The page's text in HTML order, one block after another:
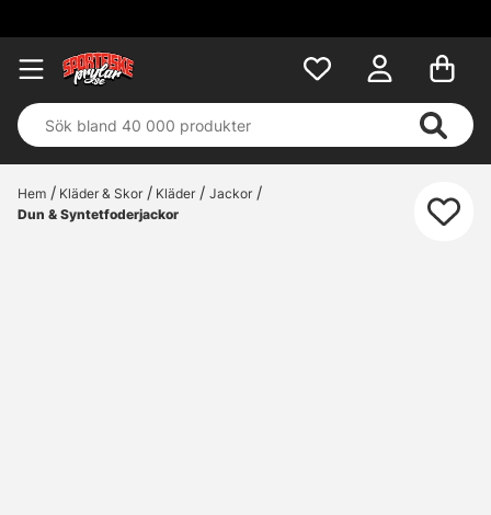
Hem Kläder & Skor Kläder
Jackor
Dun & Syntetfoderjackor